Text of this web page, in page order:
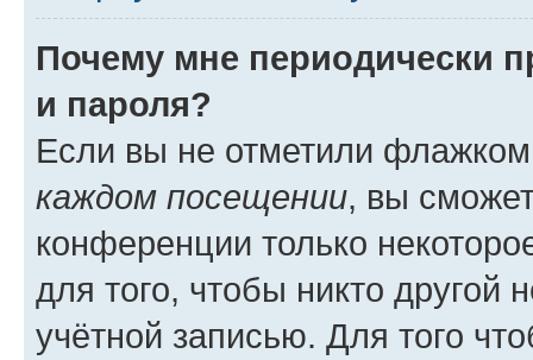
Почему мне периодически
и пароля?
Если вы не отметили
каждом посещении, вы
конференции только
для того, чтобы никто другой
учётной записью. Для того